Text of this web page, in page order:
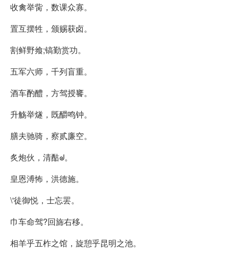
收禽举胔，数课众寡。
置互摆牲，颁赐获卤。
割鲜野飨;镐勤赏功。
五军六师，千列盲重。
酒车酌醴，方驾授饔。
升觞举燧，既釂鸣钟。
膳夫驰骑，察贰廉空。
炙炮伙，清酤ᖙ。
皇恩溥怖，洪德施。
\'徒御悦，士忘罢。
巾车命驾?回旆右移。
相羊乎五柞之馆，旋憩乎昆明之池。